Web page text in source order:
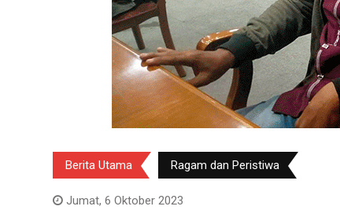
Berita Utama Ragam dan Peristiwa
Jumat, 6 Oktober 2023